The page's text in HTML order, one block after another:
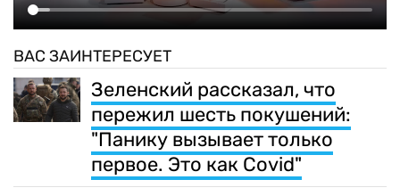
ВАС ЗАИНТЕРЕСУЕТ
Зеленский рассказал, что
пережил шесть покушений:
"Панику вызывает только
первое. Это как Covid"